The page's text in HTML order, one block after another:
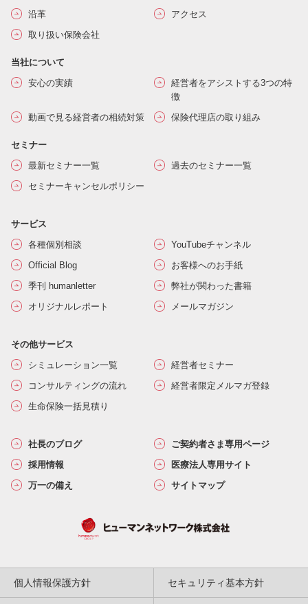
沿革
アクセス
取り扱い保険会社
当社について
安心の実績
経営者をアシストする3つの特
徴
動画で見る経営者の相続対策
保険代理店の取り組み
セミナー
最新セミナー一覧
過去のセミナー一覧
セミナーキャンセルポリシー
サービス
各種個別相談
YouTubeチャンネル
Official Blog
お客様へのお手紙
季刊 humanletter
弊社が関わった書籍
オリジナルレポート
メールマガジン
その他サービス
シミュレーション一覧
経営者セミナー
コンサルティングの流れ
経営者限定メルマガ登録
生命保険一括見積り
社長のブログ
ご契約者さま専用ページ
採用情報
医療法人専用サイト
万一の備え
サイトマップ
個人情報保護方針 セキュリティ基本方針